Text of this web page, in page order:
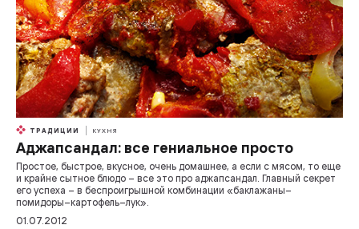
ТРАДИЦИИ КУХНЯ
Аджапсандал: все гениальное просто
Простое, быстрое, вкусное, очень домашнее, а если с мясом, то еще
и крайне сытное блюдо – все это про аджапсандал. Главный секрет
его успеха – в беспроигрышной комбинации «баклажаны–
помидоры–картофель–лук».
01.07.2012